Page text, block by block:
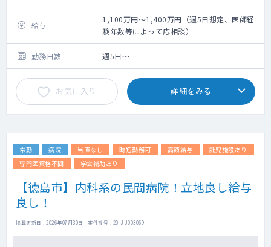
【施設健診】
施設内の健康診断・人間ドックの診察をお願
いします。
【巡回健診】
・受付終了時間から30分後くらいまでをご勤
務時間としております
・健診先：徳島県内
・受診者；協会けんぽ加入者の被扶養者の方
が主となります
はじめに説明を行った後、診察をお願いする
形になります。
も、後日、施設で二次読影を行いますので、
・白衣・聴診器は依頼元でもご用意可能です
給与
1,100万円～1,400万円（週5日想定、医師経
験年数等によって応相談）
勤務日数 週5日～
お気に入り 詳細をみる
常勤 病院 当直なし 時短勤務可 高額給与
託児施設あり
専門医資格不問
学会補助あり
【徳島市】内科系の民間病院！立地良し給与
良し！
掲載更新日 : 2026年07月30日 案件番号 : 20-JU003069